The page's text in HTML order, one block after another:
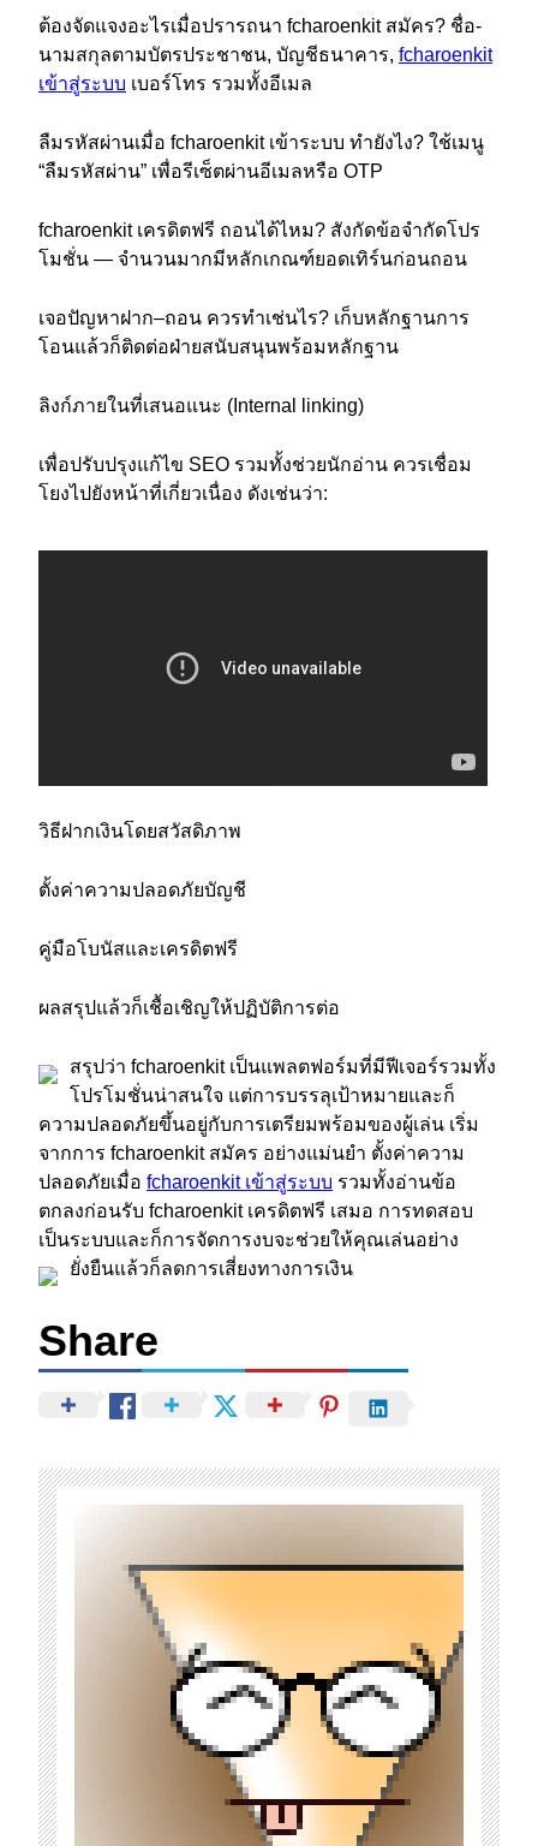
ต้องจัดแจงอะไรเมื่อปรารถนา fcharoenkit สมัคร? ชื่อ-
นามสกุลตามบัตรประชาชน, บัญชีธนาคาร, fcharoenkit
เข้าสู่ระบบ เบอร์โทร รวมทั้งอีเมล
ลืมรหัสผ่านเมื่อ fcharoenkit เข้าระบบ ทำยังไง? ใช้เมนู
“ลืมรหัสผ่าน” เพื่อรีเซ็ตผ่านอีเมลหรือ OTP
fcharoenkit เครดิตฟรี ถอนได้ไหม? สังกัดข้อจำกัดโปร
โมชั่น — จำนวนมากมีหลักเกณฑ์ยอดเทิร์นก่อนถอน
เจอปัญหาฝาก–ถอน ควรทำเช่นไร? เก็บหลักฐานการ
โอนแล้วก็ติดต่อฝ่ายสนับสนุนพร้อมหลักฐาน
ลิงก์ภายในที่เสนอแนะ (Internal linking)
เพื่อปรับปรุงแก้ไข SEO รวมทั้งช่วยนักอ่าน ควรเชื่อม
โยงไปยังหน้าที่เกี่ยวเนื่อง ดังเช่นว่า:
วิธีฝากเงินโดยสวัสดิภาพ
ตั้งค่าความปลอดภัยบัญชี
คู่มือโบนัสและเครดิตฟรี
ผลสรุปแล้วก็เชื้อเชิญให้ปฏิบัติการต่อ
สรุปว่า fcharoenkit เป็นแพลตฟอร์มที่มีฟีเจอร์รวมทั้ง
โปรโมชั่นน่าสนใจ แต่การบรรลุเป้าหมายและก็
ความปลอดภัยขึ้นอยู่กับการเตรียมพร้อมของผู้เล่น เริ่ม
จากการ fcharoenkit สมัคร อย่างแม่นยำ ตั้งค่าความ
ปลอดภัยเมื่อ fcharoenkit เข้าสู่ระบบ รวมทั้งอ่านข้อ
ตกลงก่อนรับ fcharoenkit เครดิตฟรี เสมอ การทดสอบ
เป็นระบบและก็การจัดการงบจะช่วยให้คุณเล่นอย่าง
ยั่งยืนแล้วก็ลดการเสี่ยงทางการเงิน
Share